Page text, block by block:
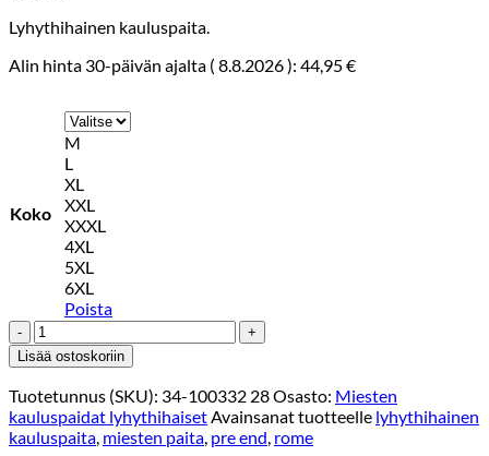
Lyhythihainen kauluspaita.
Alin hinta 30-päivän ajalta ( 8.8.2026): 44,95€
Koko
M
L
XL
XXL
XXXL
4XL
5XL
6XL
Poista
PRE
END
RUUTUPAITA
1/2
Tummanpunainen
määrä
Lisää ostoskoriin
Tuotetunnus (SKU): 34-100332 28Osasto: Miesten
kauluspaidat lyhythihaisetAvainsanat tuotteelle lyhythihainen
kauluspaita, miesten paita, pre end, rome